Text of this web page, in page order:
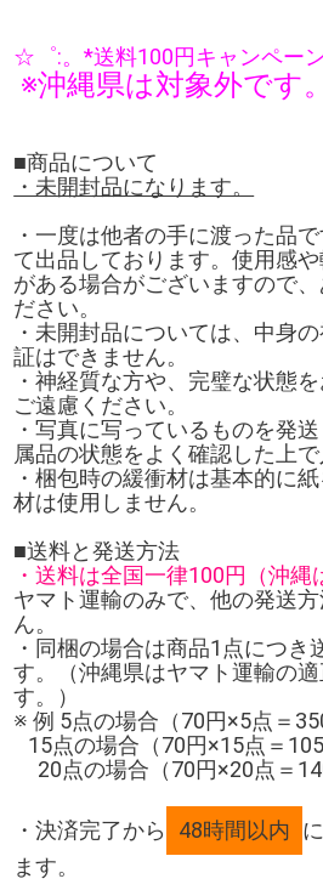
☆゜:。*送料100円キャンペー
※沖縄県は対象外です。
■商品について
・未開封品になります。
・一度は他者の手に渡った品
て出品しております。使用感
がある場合がございますので
ださい。
・未開封品については、中身
証はできません。
・神経質な方や、完璧な状態
ご遠慮ください。
・写真に写っているものを発
属品の状態をよく確認した上で
・梱包時の緩衝材は基本的に
材は使用しません。
■送料と発送方法
・送料は全国一律100円（沖縄
ヤマト運輸のみで、他の発送
ん。
・同梱の場合は商品1点につき
す。（沖縄県はヤマト運輸の
す。）
※ 例 5点の場合（70円×5点＝
15点の場合（70円×15点＝
20点の場合（70円×20点＝
・決済完了から 48時間以内
ます。